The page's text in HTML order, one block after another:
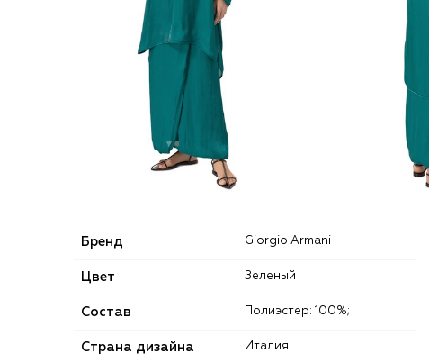
Бренд Giorgio Armani
Цвет Зеленый
Состав Полиэстер: 100%;
Страна дизайна Италия